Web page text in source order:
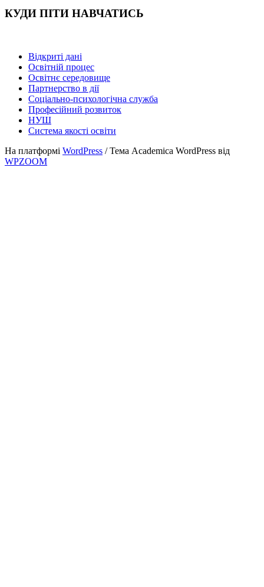
КУДИ ПІТИ НАВЧАТИСЬ
Відкриті дані
Освітній процес
Освітнє середовище
Партнерство в дії
Соціально-психологічна служба
Професійний розвиток
НУШ
Система якості освіти
На платформі WordPress / Тема Academica WordPress від
WPZOOM